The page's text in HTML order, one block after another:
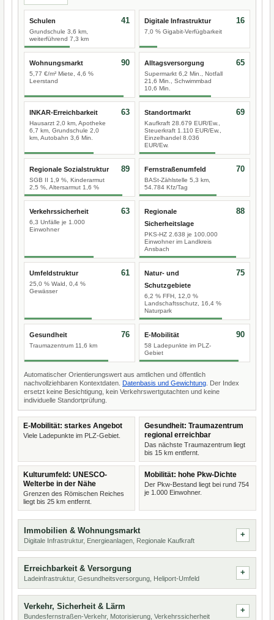
Schulen
Grundschule 3,6 km,
weiterführend 7,3 km
41 Digitale Infrastruktur
7,0 % Gigabit-Verfügbarkeit
16
Wohnungsmarkt
5,77 €/m² Miete, 4,6 %
Leerstand
90 Alltagsversorgung
Supermarkt 6,2 Min., Notfall
21,6 Min., Schwimmbad
10,6 Min.
65
INKAR-Erreichbarkeit
Hausarzt 2,0 km, Apotheke
6,7 km, Grundschule 2,0
km, Autobahn 3,6 Min.
63 Standortmarkt
Kaufkraft 28.679 EUR/Ew.,
Steuerkraft 1.110 EUR/Ew.,
Einzelhandel 8.036
EUR/Ew.
69
Regionale Sozialstruktur
SGB II 1,9 %, Kinderarmut
2,5 %, Altersarmut 1,6 %
89 Fernstraßenumfeld
BASt-Zählstelle 5,3 km,
54.784 Kfz/Tag
70
Verkehrssicherheit
6,3 Unfälle je 1.000
Einwohner
63
Regionale
Sicherheitslage
PKS-HZ 2.638 je 100.000
Einwohner im Landkreis
Ansbach
88
Umfeldstruktur
25,0 % Wald, 0,4 %
Gewässer
61
Natur- und
Schutzgebiete
6,2 % FFH, 12,0 %
Landschaftsschutz, 16,4 %
Naturpark
75
Gesundheit
Traumazentrum 11,6 km
76 E-Mobilität
58 Ladepunkte im PLZ-
Gebiet
90
Automatischer Orientierungswert aus amtlichen und öffentlich
nachvollziehbaren Kontextdaten. Datenbasis und Gewichtung . Der Index
ersetzt keine Besichtigung, kein Verkehrswertgutachten und keine
individuelle Standortprüfung.
E-Mobilität: starkes Angebot
Viele Ladepunkte im PLZ-Gebiet.
Gesundheit: Traumazentrum
regional erreichbar
Das nächste Traumazentrum liegt
bis 15 km entfernt.
Kulturumfeld: UNESCO-
Welterbe in der Nähe
Grenzen des Römischen Reiches
liegt bis 25 km entfernt.
Mobilität: hohe Pkw-Dichte
Der Pkw-Bestand liegt bei rund 754
je 1.000 Einwohner.
Immobilien & Wohnungsmarkt
Digitale Infrastruktur, Energieanlagen, Regionale Kaufkraft
Erreichbarkeit & Versorgung
Ladeinfrastruktur, Gesundheitsversorgung, Heliport-Umfeld
Verkehr, Sicherheit & Lärm
Bundesfernstraßen-Verkehr, Motorisierung, Verkehrssicherheit